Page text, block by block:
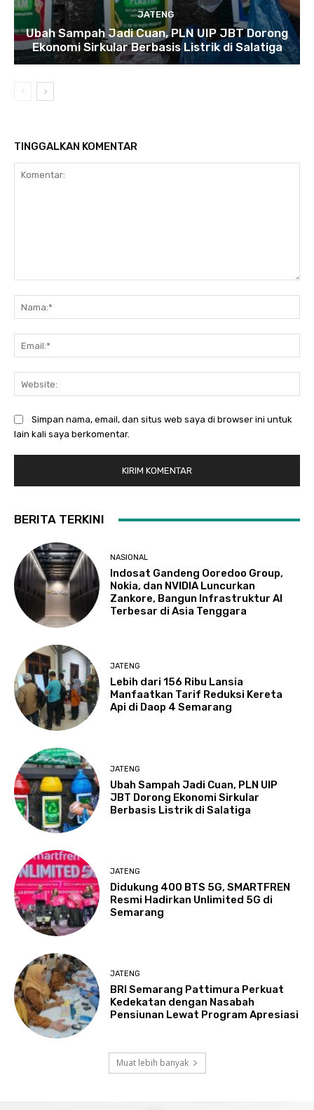
JATENG
Ubah Sampah Jadi Cuan, PLN UIP JBT Dorong
Ekonomi Sirkular Berbasis Listrik di Salatiga
TINGGALKAN KOMENTAR
Simpan nama, email, dan situs web saya di browser ini untuk
lain kali saya berkomentar.
BERITA TERKINI
NASIONAL
Indosat Gandeng Ooredoo Group,
Nokia, dan NVIDIA Luncurkan
Zankore, Bangun Infrastruktur AI
Terbesar di Asia Tenggara
JATENG
Lebih dari 156 Ribu Lansia
Manfaatkan Tarif Reduksi Kereta
Api di Daop 4 Semarang
JATENG
Ubah Sampah Jadi Cuan, PLN UIP
JBT Dorong Ekonomi Sirkular
Berbasis Listrik di Salatiga
JATENG
Didukung 400 BTS 5G, SMARTFREN
Resmi Hadirkan Unlimited 5G di
Semarang
JATENG
BRI Semarang Pattimura Perkuat
Kedekatan dengan Nasabah
Pensiunan Lewat Program Apresiasi
Muat lebih banyak